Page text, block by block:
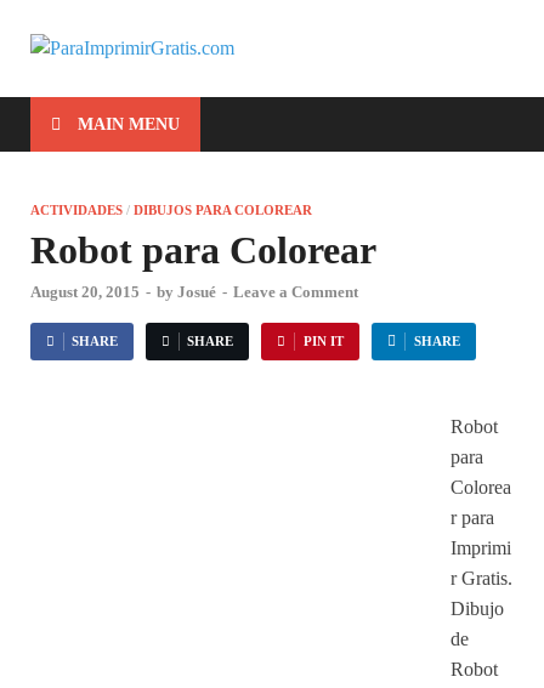
MAIN MENU
ACTIVIDADES / DIBUJOS PARA COLOREAR
Robot para Colorear
August 20, 2015 - by Josué - Leave a Comment
SHARE SHARE PIN IT SHARE
Robot
para
Colorea
r para
Imprimi
r Gratis.
Dibujo
de
Robot